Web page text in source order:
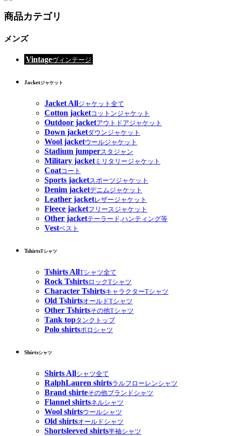
商品カテゴリ
メンズ
Vintageヴィンテージ
Jacketジャケット
Jacket Allジャケット全て
Cotton jacketコットンジャケット
Outdoor jacketアウトドアジャケット
Down jacketダウンジャケット
Wool jacketウールジャケット
Stadium jumperスタジャン
Military jacketミリタリージャケット
Coatコート
Sports jacketスポーツジャケット
Denim jacketデニムジャケット
Leather jacketレザージャケット
Fleece jacketフリースジャケット
Other jacketテーラード,ハンティング等
Vestベスト
TshirtsTシャツ
Tshirts AllTシャツ全て
Rock TshirtsロックTシャツ
Character TshirtsキャラクターTシャツ
Old TshirtsオールドTシャツ
Other Tshirtsその他Tシャツ
Tank topタンクトップ
Polo shirtsポロシャツ
Shirtsシャツ
Shirts Allシャツ全て
RalphLauren shirtsラルフローレンシャツ
Brand shirteその他ブランドシャツ
Flannel shirtsネルシャツ
Wool shirtsウールシャツ
Old shirtsオールドシャツ
Shortsleeved shirts半袖シャツ